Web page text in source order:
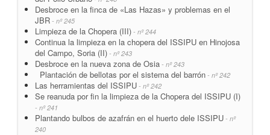
Desbroce en la finca de «Las Hazas» y problemas en el
JBR - nº 245
Limpieza de la Chopera (III) - nº 244
Continua la limpieza en la chopera del ISSIPU en Hinojosa
del Campo, Soria (II) - nº 243
Desbroce en la nueva zona de Osia - nº 243
Plantación de bellotas por el sistema del barrón - nº 242
Las herramientas del ISSIPU - nº 242
Se reanuda por fin la limpieza de la Chopera del ISSIPU (I)
- nº 241
Plantando bulbos de azafrán en el huerto dele ISSIPU - nº
240